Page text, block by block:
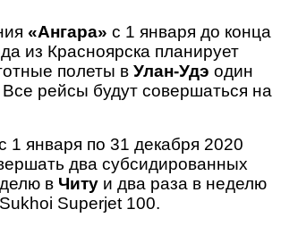
«Ангара» с 1 января до конца
из Красноярска планирует
полеты в Улан-Удэ один
рейсы будут совершаться на
1 января по 31 декабря 2020
два субсидированных
в Читу и два раза в неделю
Superjet 100.